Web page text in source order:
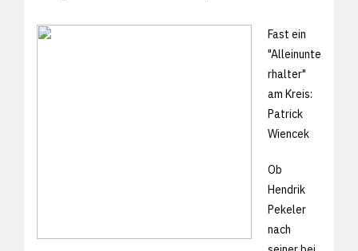
Fast ein
"Alleinunte
rhalter"
am Kreis:
Patrick
Wiencek
Ob
Hendrik
Pekeler
nach